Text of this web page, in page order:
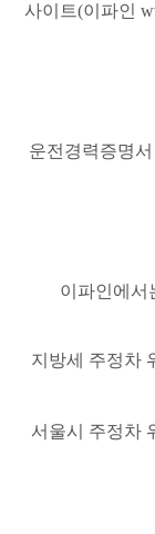
사이트(이파인
운전경력증명
이파인에서
지방세 주정차
서울시 주정차